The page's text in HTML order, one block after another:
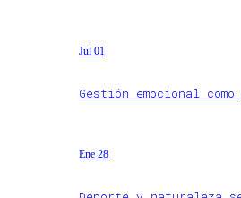
Jul 01
Gestión emocional
Ene 28